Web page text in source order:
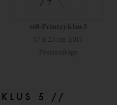
t68-Printzyklus 5
17 x 23 cm 2015
Preisanfrage
5 //